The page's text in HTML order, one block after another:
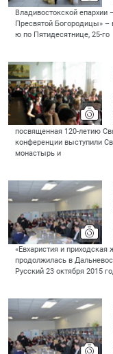
Владивостокской епархии
Пресвятой Богородицы»
ю по Пятидесятнице, 25-го
посвященная 120-летию
конференции выступили
монастырь и
«Евхаристия и
продолжилась в
Русский 23 октября 2015